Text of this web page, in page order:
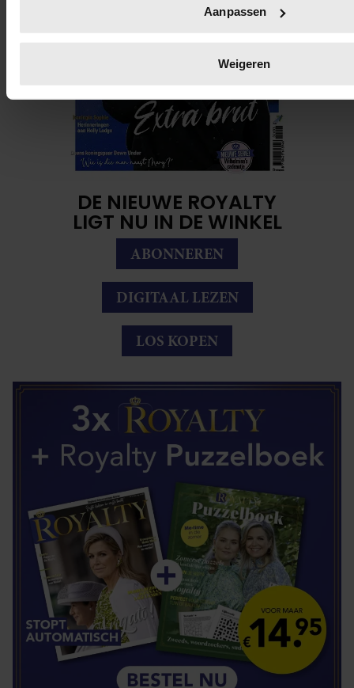
in. U kunt uw
voor social media te bieden en om ons websiteverkeer te
we informatie over uw gebruik van onze site met onze
adverteren en analyse. Deze partners kunnen deze
andere informatie die u aan ze heeft verstrekt of die ze
basis van uw gebruik van hun services. U gaat akkoord
onze website blijft gebruiken.
Aanpassen
Weigeren
DE NIEUWE ROYALTY
LIGT NU IN DE WINKEL
ABONNEREN
DIGITAAL LEZEN
LOS KOPEN